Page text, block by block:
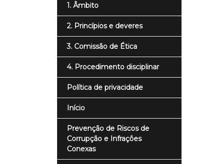
1. Âmbito
2. Princípios e deveres
3. Comissão de Ética
4. Procedimento disciplinar
Política de privacidade
Início
Prevenção de Riscos de
Corrupção e Infrações
Conexas